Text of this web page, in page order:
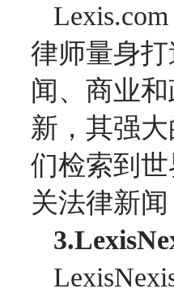
Lexis.com
律师量身
闻、商业
新，其强
们检索到
关法律新